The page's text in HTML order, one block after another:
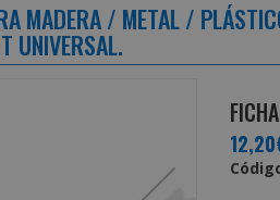
MADERA / METAL /
UNIVERSAL.